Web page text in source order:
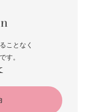
ことなく
す。